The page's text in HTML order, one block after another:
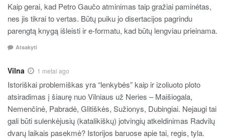
Kaip gerai, kad Petro Gaučo atminimas taip gražiai paminėtas,
nes jis tikrai to vertas. Būtų puiku jo disertacijos pagrindu
parengtą knygą išleisti ir e-formatu, kad būtų lengviau prieinama.
Atsakyti
Vilna 1 metai ago
Istoriškai problemiškas yra “lenkybės” kaip ir izoliuoto ploto
atsiradimas į šiaurę nuo Vilniaus už Neries – Maišiogala,
Nemenčinė, Pabradė, Glitiškės, Sužionys, Dubingiai. Nejaugi tai
gali būti sulenkėjusių (katalikiškų) jotvingių atkeldinimas Radvilų
dvarų laikais pasekmė? Istorijos baruose apie tai, regis, tyla.